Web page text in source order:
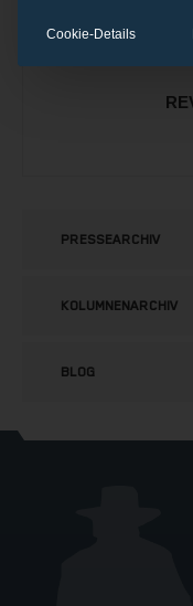
PRESSEARCHIV
KOLUMNENARCHIV
BLOG
Cookie-Details